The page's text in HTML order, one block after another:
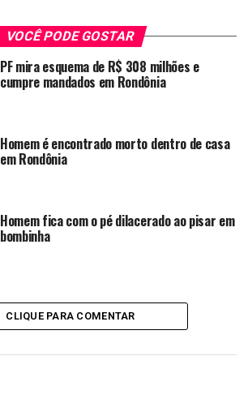
VOCÊ PODE GOSTAR
PF mira esquema de R$ 308 milhões e
cumpre mandados em Rondônia
Homem é encontrado morto dentro de casa
em Rondônia
Homem fica com o pé dilacerado ao pisar em
bombinha
CLIQUE PARA COMENTAR